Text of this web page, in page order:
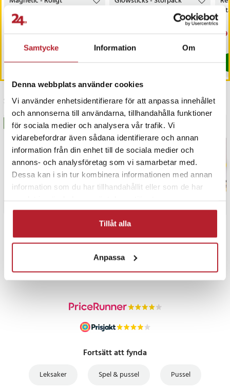
Samtycke Information Om
Denna webbplats använder cookies
Vi använder enhetsidentifierare för att anpassa innehållet
och annonserna till användarna, tillhandahålla funktioner
för sociala medier och analysera vår trafik. Vi
vidarebefordrar även sådana identifierare och annan
information från din enhet till de sociala medier och
annons- och analysföretag som vi samarbetar med.
Dessa kan i sin tur kombinera informationen med annan
information som du har tillhandahållit eller som de har
Tillåt alla
Anpassa
sällskapsspel med
magnetiska stenar
I lager, levereras inom 1-2 vardagar
Köp
I lager, levereras inom 1-2 vardagar
Senast besökta
BÄSTSÄLJARE BÄSTSÄLJARE
Fortsätt att fynda
Leksaker Spel & pussel Pussel